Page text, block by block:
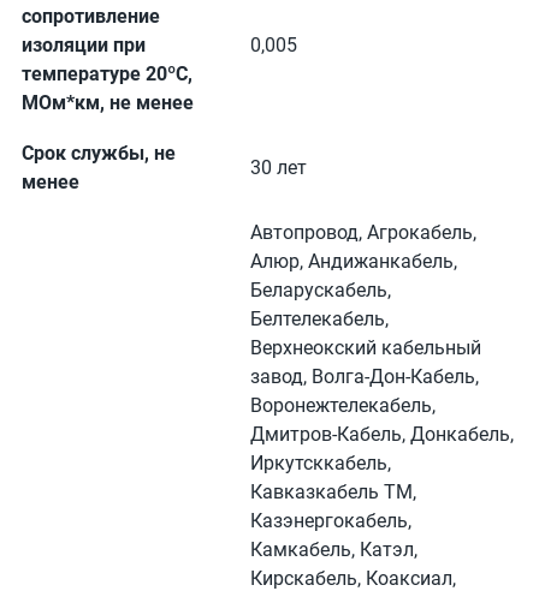
сопротивление
изоляции при
температуре 20ºC,
МОм*км, не менее
0,005
Срок службы, не
менее
30 лет
Автопровод, Агрокабель,
Алюр, Андижанкабель,
Беларускабель,
Белтелекабель,
Верхнеокский кабельный
завод, Волга-Дон-Кабель,
Воронежтелекабель,
Дмитров-Кабель, Донкабель,
Иркутсккабель,
Кавказкабель ТМ,
Казэнергокабель,
Камкабель, Катэл,
Кирскабель, Коаксиал,